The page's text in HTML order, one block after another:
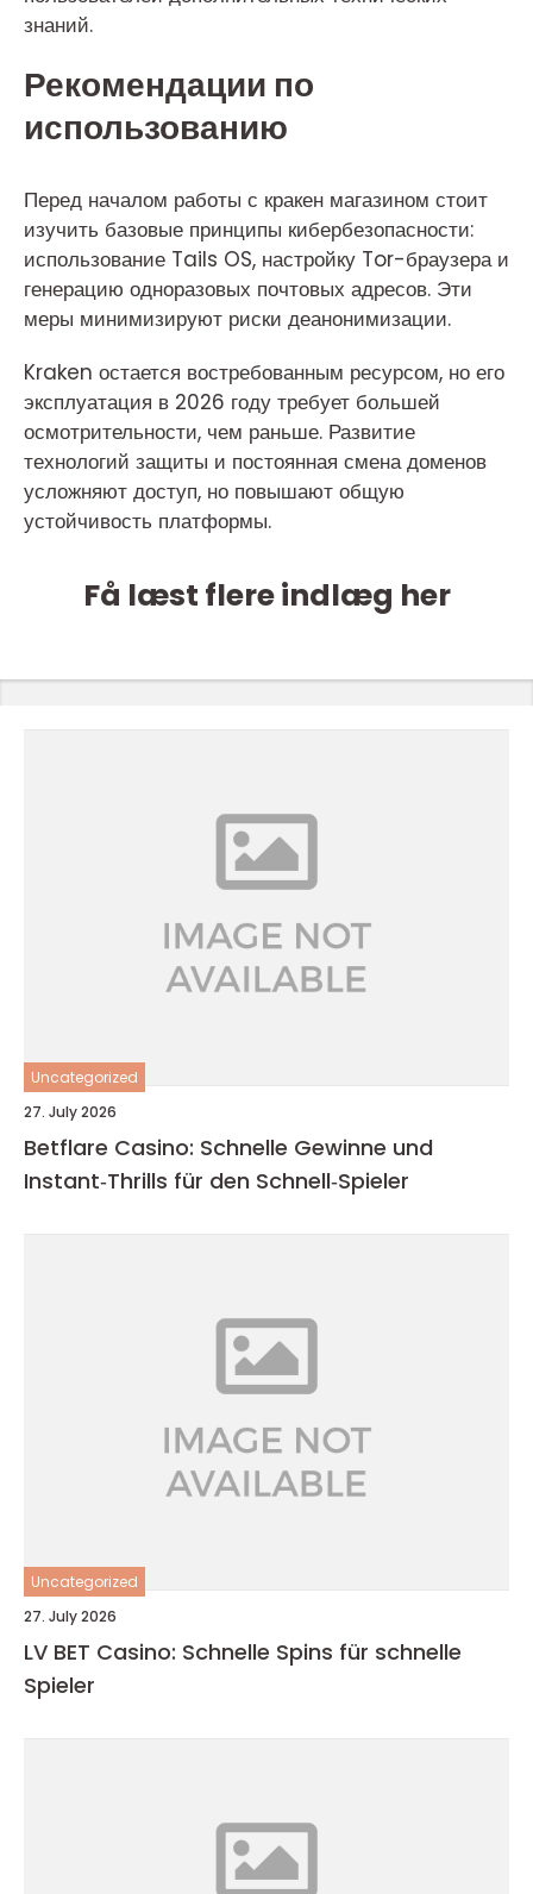
знаний.
Рекомендации по
использованию
Перед началом работы с кракен магазином стоит
изучить базовые принципы кибербезопасности:
использование Tails OS, настройку Tor-браузера и
генерацию одноразовых почтовых адресов. Эти
меры минимизируют риски деанонимизации.
Kraken остается востребованным ресурсом, но его
эксплуатация в 2026 году требует большей
осмотрительности, чем раньше. Развитие
технологий защиты и постоянная смена доменов
усложняют доступ, но повышают общую
устойчивость платформы.
Få læst flere indlæg her
Uncategorized
27. July 2026
Betflare Casino: Schnelle Gewinne und
Instant‑Thrills für den Schnell‑Spieler
Uncategorized
27. July 2026
LV BET Casino: Schnelle Spins für schnelle
Spieler